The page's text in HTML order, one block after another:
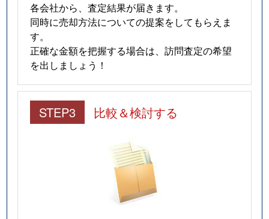
各会社から、査定結果が届きます。
同時に売却方法についての提案をしてもらえま
す。
正確な金額を把握する場合は、訪問査定の希望
を出しましょう！
STEP3 比較＆検討する